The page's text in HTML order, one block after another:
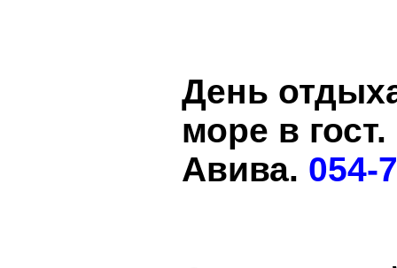
День
море в
Авива. 054-